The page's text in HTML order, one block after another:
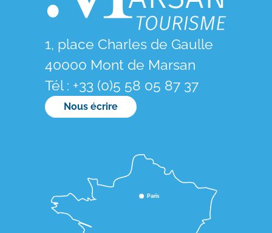
1, place Charles de Gaulle
40000 Mont de Marsan
Tél : +33 (0)5 58 05 87 37
Nous écrire
Paris